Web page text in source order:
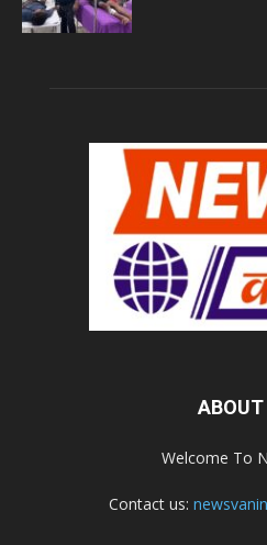
ABOUT
Welcome To
Contact us: